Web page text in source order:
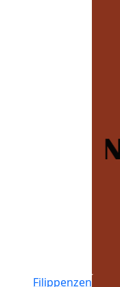
Filippenzen